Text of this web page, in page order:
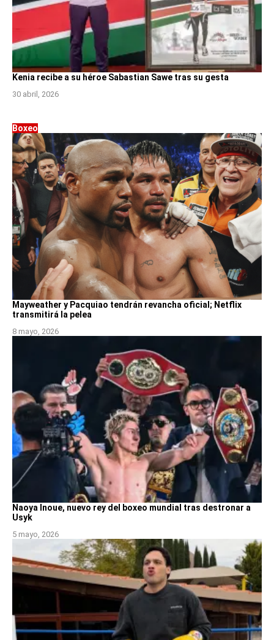
Kenia recibe a su héroe Sabastian Sawe tras su gesta
30 abril, 2026
Boxeo
Mayweather y Pacquiao tendrán revancha oficial; Netflix
transmitirá la pelea
8 mayo, 2026
Naoya Inoue, nuevo rey del boxeo mundial tras destronar a
Usyk
5 mayo, 2026